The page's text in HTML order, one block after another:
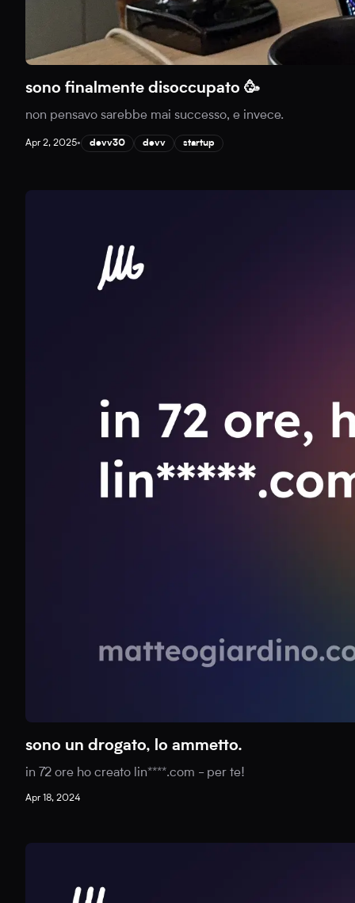
sono finalmente disoccupato 🥳
non pensavo sarebbe mai successo, e invece.
Apr 2, 2025• devv30 devv startup
sono un drogato, lo ammetto.
in 72 ore ho creato lin****.com - per te!
Apr 18, 2024